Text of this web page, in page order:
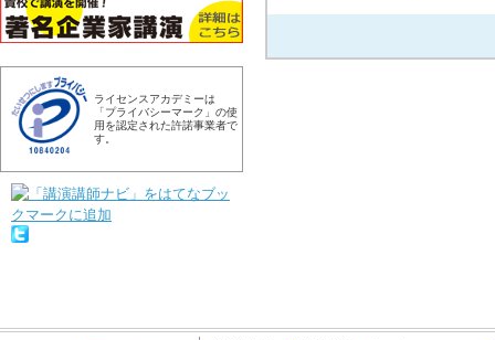
ライセンスアカデミーは
「プライバシーマーク」の使
用を認定された許諾事業者で
す。